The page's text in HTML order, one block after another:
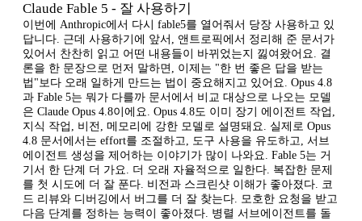
Claude Fable 5 - 잘 사용하기
이번에 Anthropic에서 다시 fable5를 열어줘서 당장 사용하고 있
답니다. 근데 사용하기에 앞서, 앤트로픽에서 정리해 준 문서가
있어서 찬찬히 읽고 어떤 내용들이 바뀌었는지 낋여왔어요. 결
론을 한 문장으로 먼저 말하면, 이제는 "한 번 좋은 답을 받는
법"보다 오래 일하게 만드는 법이 중요해지고 있어요. Opus 4.8
과 Fable 5는 뭐가 다를까 문서에서 비교 대상으로 나오는 모델
은 Claude Opus 4.8이에요. Opus 4.8도 이미 장기 에이전트 작업,
지식 작업, 비전, 메모리에 강한 모델로 설명돼요. 실제로 Opus
4.8 문서에서는 effort를 조절하고, 도구 사용을 유도하고, 서브
에이전트 생성을 제어하는 이야기가 많이 나와요. Fable 5는 거
기서 한 단계 더 가요. 더 오래 자율적으로 일한다. 복잡한 문제
를 첫 시도에 더 잘 푼다. 비전과 스크린샷 이해가 좋아졌다. 코
드 리뷰와 디버깅에서 버그를 더 잘 찾는다. 모호한 요청을 받고
다음 단계를 정하는 능력이 좋아졌다. 병렬 서브에이전트를 돌